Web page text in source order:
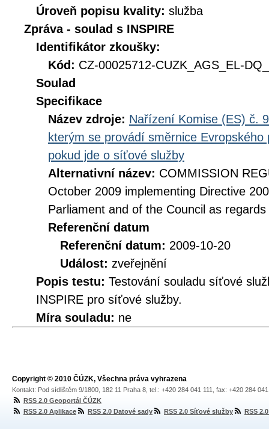
Úroveň popisu kvality: služba
Zpráva - soulad s INSPIRE
Identifikátor zkoušky:
Kód: CZ-00025712-CUZK_AGS_EL-
Soulad
Specifikace
Název zdroje: Nařízení Komise (ES) č.
kterým se provádí směrnice
pokud jde o síťové služby
Alternativní název: COMMISSION
October 2009 implementing Directive
Parliament and of the Council as
Referenční datum
Referenční datum: 2009-10-20
Událost: zveřejnění
Popis testu: Testování souladu síťové
INSPIRE pro síťové služby.
Míra souladu: ne
Copyright © 2010 ČÚZK, Všechna práva vyhrazena
Kontakt: Pod sídlištěm 9/1800, 182 11 Praha 8, tel.: +420 284 041 111, fax: +420 284
RSS 2.0 Geoportál ČÚZK
RSS 2.0 Aplikace
RSS 2.0 Datové sady RSS 2.0 Síťové služby RSS